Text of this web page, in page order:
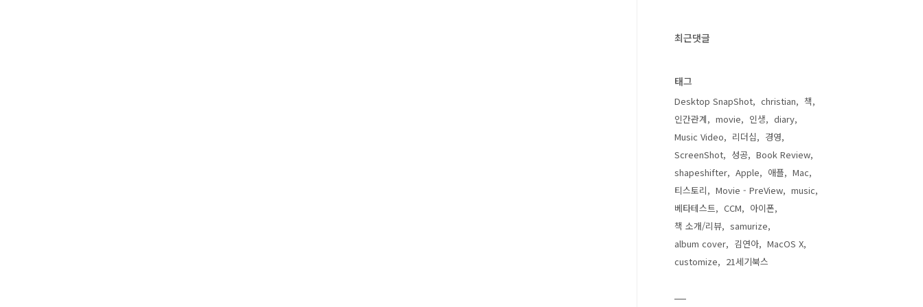
최근댓글
태그
Desktop SnapShot christian
책
인간관계
movie 인생
diary
Music Video
리더십
경영
ScreenShot
성공
Book Review
shapeshifter
Apple 애플
Mac
티스토리
Movie - PreView
music
베타테스트
CCM
아이폰
책 소개/리뷰
samurize
album cover
김연아
MacOS X
customize
21세기북스